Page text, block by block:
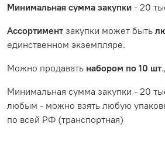
Минимальная сумма закупки - 20
Ассортимент закупки может быть
единственном экземпляре.
Можно продавать набором по 10 шт
Минимальная сумма закупки - 20
любым - можно взять любую
по всей РФ (транспортная)